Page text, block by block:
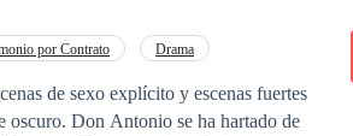
es la continuación de Un Amor tan
por Contrato
Drama
de sexo explícito y escenas fuertes
hartado de